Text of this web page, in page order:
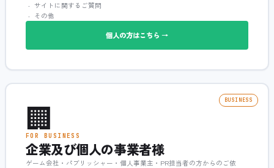
サイトに関するご質問
その他
個人の方はこちら →
BUSINESS
🏢
FOR BUSINESS
企業及び個人の事業者様
ゲーム会社・パブリッシャー・個人事業主・PR担当者の方からのご依